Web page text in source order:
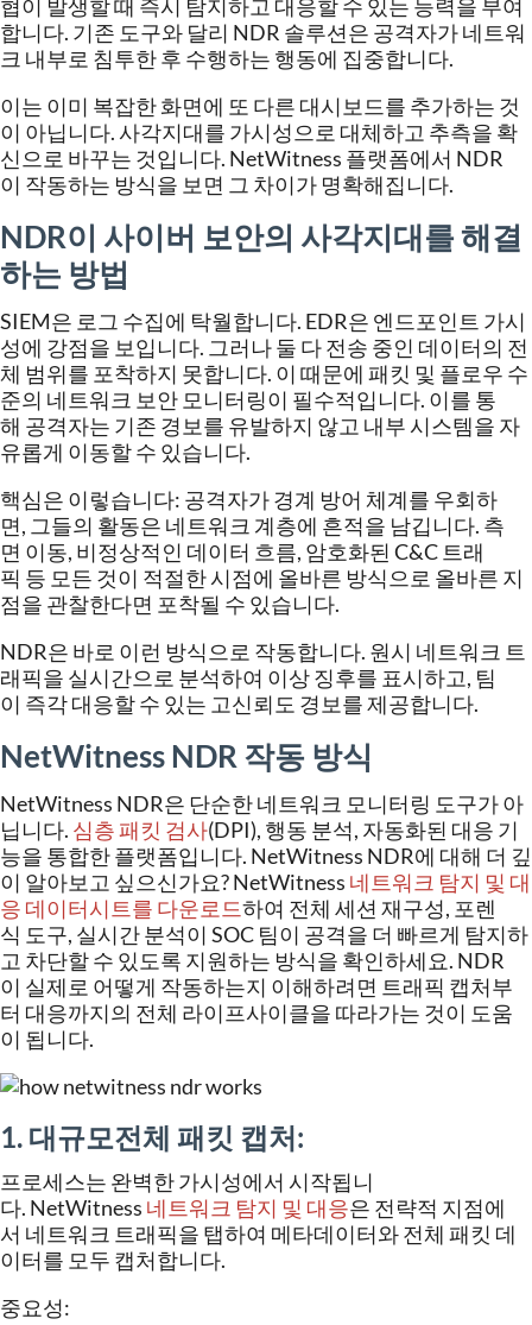
협이 발생할때 즉시 탐지하고 대응할수 있는 능력을 부여
합니다. 기존 도구와 달리 NDR 솔루션은 공격자가네트워
크 내부로 침투한후 수행하는 행동에 집중합니다.
이는 이미 복잡한화면에 또 다른 대시보드를 추가하는 것
이 아닙니다. 사각지대를 가시성으로 대체하고 추측을 확
신으로 바꾸는 것입니다. NetWitness 플랫폼에서 NDR
이 작동하는 방식을 보면 그 차이가 명확해집니다.
NDR이 사이버 보안의 사각지대를 해결
하는 방법
SIEM은 로그 수집에 탁월합니다. EDR은 엔드포인트 가시
성에 강점을 보입니다. 그러나둘 다전송 중인 데이터의 전
체 범위를 포착하지 못합니다. 이 때문에 패킷 및 플로우 수
준의 네트워크 보안 모니터링이 필수적입니다. 이를 통
해 공격자는 기존 경보를 유발하지 않고 내부시스템을 자
유롭게 이동할수 있습니다.
핵심은 이렇습니다: 공격자가경계 방어 체계를 우회하
면, 그들의 활동은 네트워크 계층에 흔적을 남깁니다. 측
면 이동, 비정상적인 데이터 흐름, 암호화된 C&C 트래
픽 등 모든 것이 적절한시점에 올바른 방식으로 올바른 지
점을 관찰한다면 포착될 수 있습니다.
NDR은 바로 이런 방식으로 작동합니다. 원시 네트워크 트
래픽을 실시간으로 분석하여 이상징후를 표시하고, 팀
이 즉각대응할수 있는 고신뢰도 경보를제공합니다.
NetWitness NDR 작동 방식
NetWitness NDR은 단순한네트워크 모니터링 도구가아
닙니다. 심층패킷 검사(DPI), 행동 분석, 자동화된 대응 기
능을 통합한플랫폼입니다. NetWitness NDR에 대해 더 깊
이 알아보고 싶으신가요?NetWitness 네트워크 탐지 및 대
응 데이터시트를 다운로드하여 전체 세션 재구성, 포렌
식 도구, 실시간분석이 SOC 팀이 공격을 더 빠르게 탐지하
고 차단할수 있도록 지원하는 방식을 확인하세요. NDR
이 실제로 어떻게 작동하는지 이해하려면 트래픽 캡처부
터 대응까지의 전체 라이프사이클을 따라가는 것이 도움
이 됩니다.
1. 대규모전체 패킷 캡처:
프로세스는 완벽한가시성에서 시작됩니
다. NetWitness 네트워크 탐지 및 대응은 전략적 지점에
서 네트워크 트래픽을 탭하여 메타데이터와전체 패킷 데
이터를 모두 캡처합니다.
중요성: